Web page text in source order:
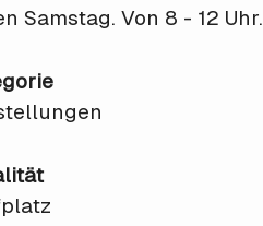
Samstag. Von 8 - 12 Uhr.